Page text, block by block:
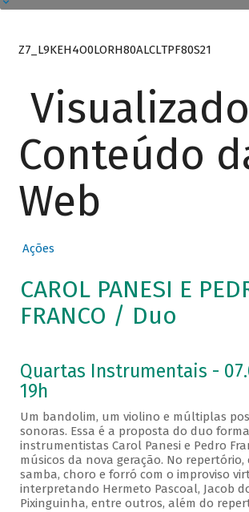
Z7_L9KEH4O0LORH80ALCLTPF80S21
Conteúdo
Web
Ações
CAROL PANESI E
FRANCO / Duo
Quartas Instrumentais -
19h
Um bandolim, um violino e múltiplas
sonoras. Essa é a proposta do duo
instrumentistas Carol Panesi e Pedro
músicos da nova geração. No
samba, choro e forró com o improviso
interpretando Hermeto Pascoal, Jacob
Pixinguinha, entre outros, além do